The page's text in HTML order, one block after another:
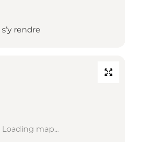
rendre
Loading map...